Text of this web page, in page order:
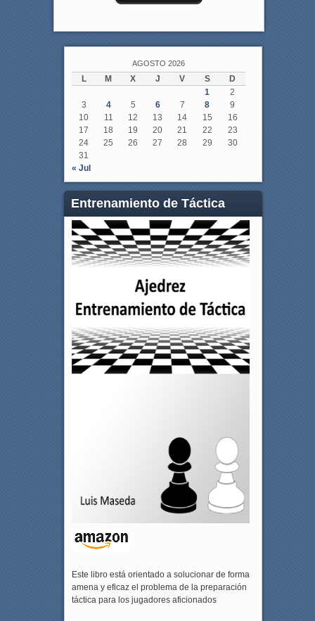
AGOSTO 2026
L M X J V S
D
1
2
3
4 5 6 7 8
9
10
11 12 13 14 15
16
17
18 19 20 21 22
23
24
25 26 27 28 29
30
31
« Jul
Entrenamiento de Táctica
Este libro está orientado a solucionar de forma
amena y eficaz el problema de la preparación
táctica para los jugadores aficionados